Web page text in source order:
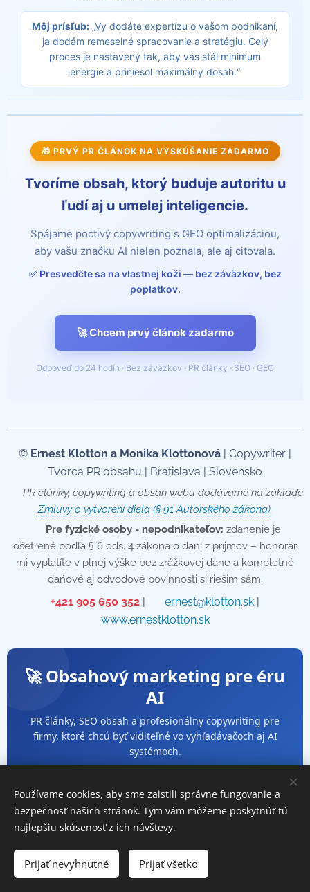
Môj prísľub: „Vy dodáte expertízu o vašom podnikaní,
ja dodám remeselné spracovanie a stratégiu. Celý
proces je nastavený tak, aby vás stál minimum
energie a priniesol maximálny dosah.“
🎁 PRVÝ PR ČLÁNOK NA VYSKÚŠANIE ZADARMO
Tvoríme obsah, ktorý buduje autoritu u
ľudí aj u umelej inteligencie.
Spájame poctivý copywriting s GEO optimalizáciou,
aby vašu značku AI nielen poznala, ale aj citovala.
✅ Presvedčte sa na vlastnej koži — bez záväzkov, bez
poplatkov.
🚀 Chcem prvý článok zadarmo
Odpoveď do 24 hodín · Bez záväzkov · PR články · SEO · GEO
© Ernest Klotton a Monika Klottonová | Copywriter |
Tvorca PR obsahu | Bratislava | Slovensko
📄 PR články, copywriting a obsah webu dodávame na základe
Zmluvy o vytvorení diela (§ 91 Autorského zákona).
Pre fyzické osoby - nepodnikateľov: zdanenie je
ošetrené podľa § 6 ods. 4 zákona o dani z príjmov – honorár
mi vyplatíte v plnej výške bez zrážkovej dane a kompletné
daňové aj odvodové povinnosti si riešim sám.
+421 905 650 352 | ✉️ ernest@klotton.sk | 🌐
www.ernestklotton.sk
🚀 Obsahový marketing pre éru
AI
PR články, SEO obsah a profesionálny copywriting pre
firmy, ktoré chcú byť viditeľné vo vyhľadávačoch aj AI
systémoch.
📰
PR články pre éru AI
SEO, GEO a AI
optimalizované PR články
pre moderné firmy.
✍️
Texty, ktoré budujú dôveru
a premieňajú návštevníkov
Používame cookies, aby sme zaistili správne fungovanie a
bezpečnosť našich stránok. Tým vám môžeme poskytnúť tú
najlepšiu skúsenosť z ich návštevy.
Prijať nevyhnutné Prijať všetko